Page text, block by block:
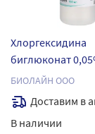
Хлоргексидина
биглюконат
средство
биолайн/
БИОЛАЙН ООО
Доставим в
В наличии